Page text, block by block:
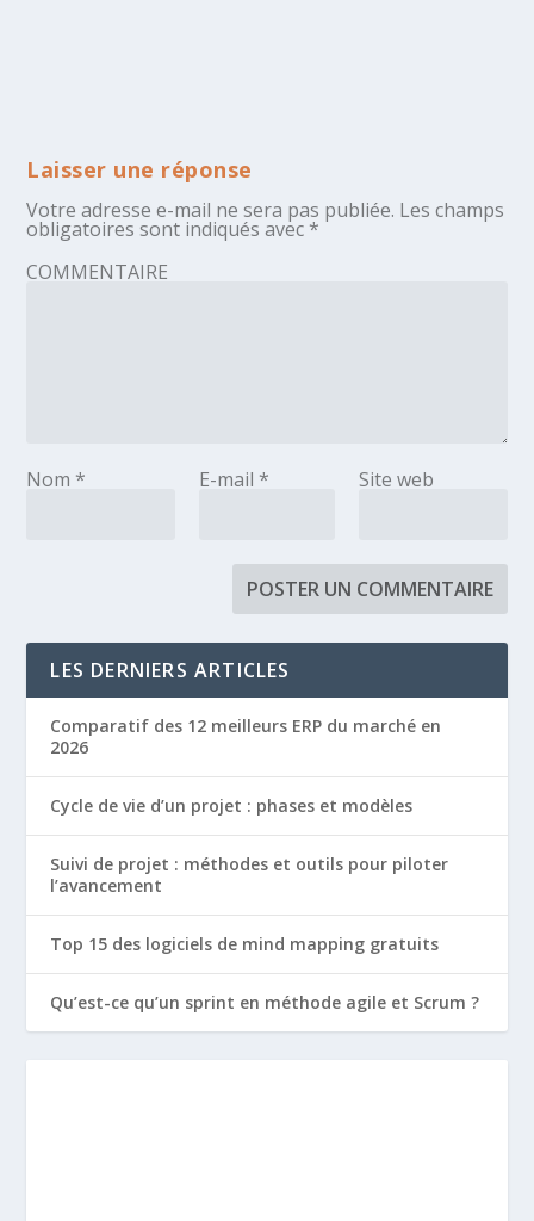
Laisser une réponse
Votre adresse e-mail ne sera pas publiée. Les champs
obligatoires sont indiqués avec *
COMMENTAIRE
Nom * E-mail * Site web
LES DERNIERS ARTICLES
Comparatif des 12 meilleurs ERP du marché en
2026
Cycle de vie d’un projet : phases et modèles
Suivi de projet : méthodes et outils pour piloter
l’avancement
Top 15 des logiciels de mind mapping gratuits
Qu’est-ce qu’un sprint en méthode agile et Scrum ?